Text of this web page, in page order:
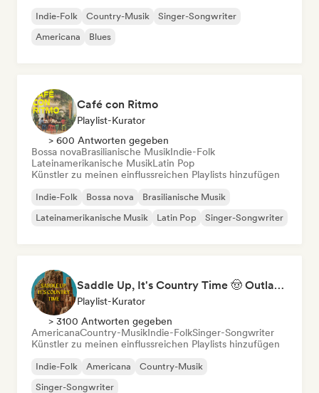
Indie-Folk Country-Musik
Singer-Songwriter
Americana
Blues
Café con Ritmo
Playlist-Kurator
> 600 Antworten gegeben
Bossa novaBrasilianische MusikIndie-Folk
Lateinamerikanische MusikLatin Pop
Künstler zu meinen einflussreichen Playlists hinzufügen
Indie-Folk Bossa nova
Brasilianische Musik
Lateinamerikanische Musik
Latin Pop Singer-Songwriter
Saddle Up, It's Country Time 🤠 Outlaw Country, Americana & Country Rock
Playlist-Kurator
> 3100 Antworten gegeben
AmericanaCountry-MusikIndie-FolkSinger-Songwriter
Künstler zu meinen einflussreichen Playlists hinzufügen
Indie-Folk Americana
Country-Musik
Singer-Songwriter